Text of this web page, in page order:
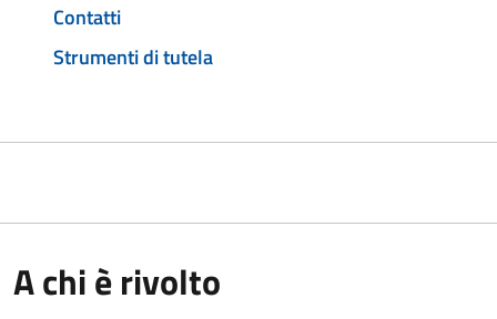
Contatti
Strumenti di tutela
A chi è rivolto